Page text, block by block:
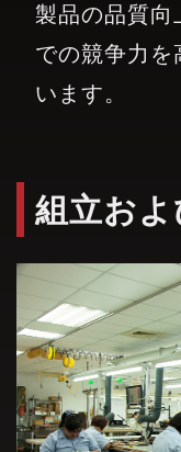
製品の品質
での競争力
います。
組立お